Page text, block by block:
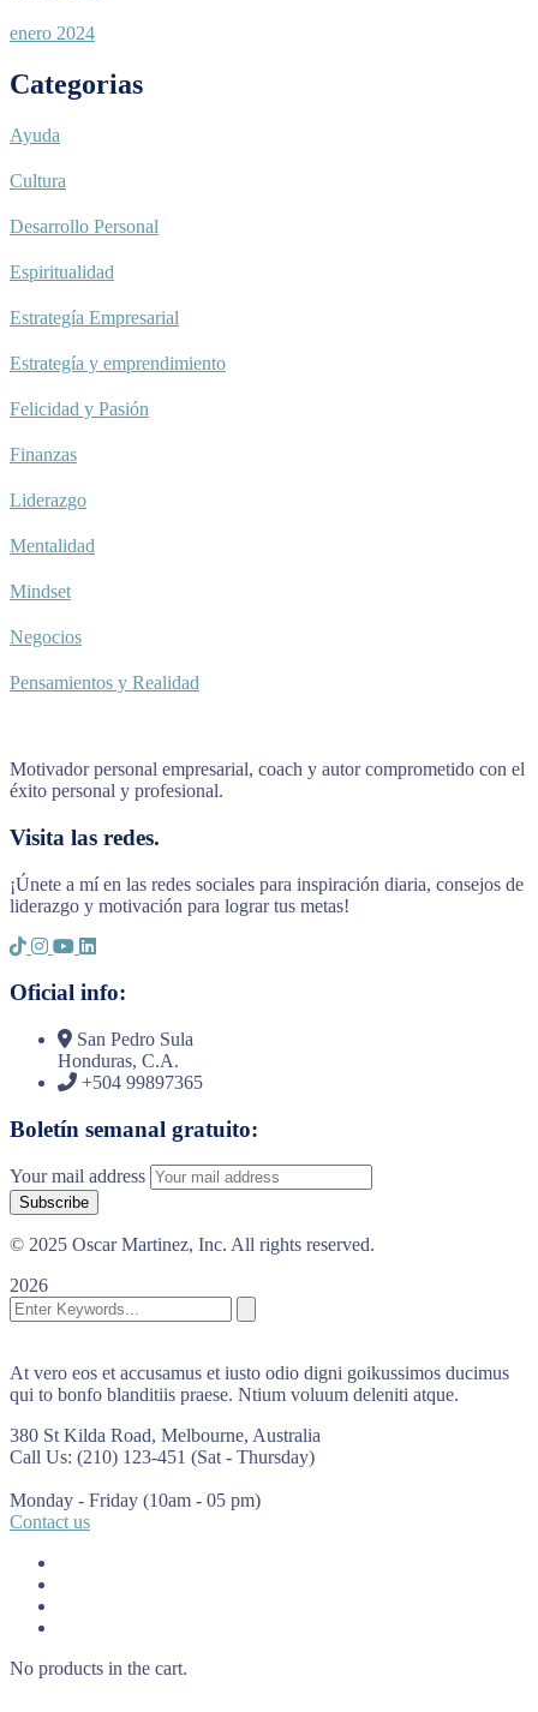
enero 2024
Categorias
Ayuda
Cultura
Desarrollo Personal
Espiritualidad
Estrategía Empresarial
Estrategía y emprendimiento
Felicidad y Pasión
Finanzas
Liderazgo
Mentalidad
Mindset
Negocios
Pensamientos y Realidad
Motivador personal empresarial, coach y autor comprometido con el
éxito personal y profesional.
Visita las redes.
¡Únete a mí en las redes sociales para inspiración diaria, consejos de
liderazgo y motivación para lograr tus metas!
Oficial info:
San Pedro Sula
Honduras, C.A.
+504 99897365
Boletín semanal gratuito:
Your mail address
© 2025 Oscar Martinez, Inc. All rights reserved.
2026
At vero eos et accusamus et iusto odio digni goikussimos ducimus
qui to bonfo blanditiis praese. Ntium voluum deleniti atque.
380 St Kilda Road, Melbourne, Australia
Call Us: (210) 123-451 (Sat - Thursday)
Monday - Friday (10am - 05 pm)
Contact us
No products in the cart.